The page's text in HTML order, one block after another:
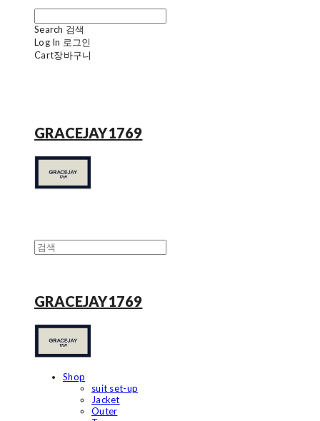
Search 검색
Log In 로그인
Cart장바구니
GRACEJAY1769
GRACEJAY1769
Shop
suit set-up
Jacket
Outer